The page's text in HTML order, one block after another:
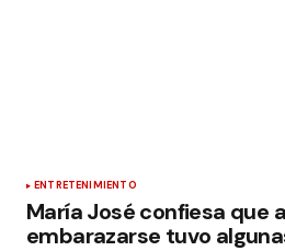
ENTRETENIMIENTO
María José confiesa que
embarazarse tuvo